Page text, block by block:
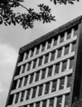
Críticos